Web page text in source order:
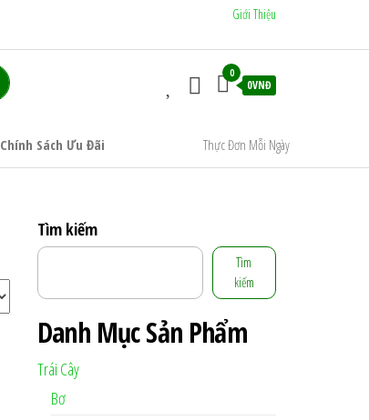
Giới Thiệu
0
0VNĐ
Chính Sách Ưu Đãi Thực Đơn Mỗi Ngày
Tìm kiếm
Tìm
kiếm
Danh Mục Sản Phẩm
Trái Cây
Bơ